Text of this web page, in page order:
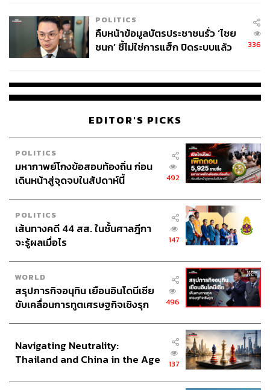
POLITICS
คืบหน้าข้อมูลบัตรประชาชนรั่ว ‘ไชย
ชนก’ ชี้ไม่ใช่การแฮ็ก ปิดระบบแล้ว
336
EDITOR'S PICKS
POLITICS
มหากาพย์โกงข้อสอบท้องถิ่น ก่อน
เดินหน้าสู่จุดจบในสัปดาห์นี้
492
POLITICS
เส้นทางคดี 44 สส. ในชั้นศาลฎีกา
จะรู้ผลเมื่อไร
147
WORLD
สรุปภารกิจอนุทิน เยือนอินโดนีเซีย
ขับเคลื่อนการทูตเศรษฐกิจเชิงรุก
496
Navigating Neutrality:
Thailand and China in the Age
137